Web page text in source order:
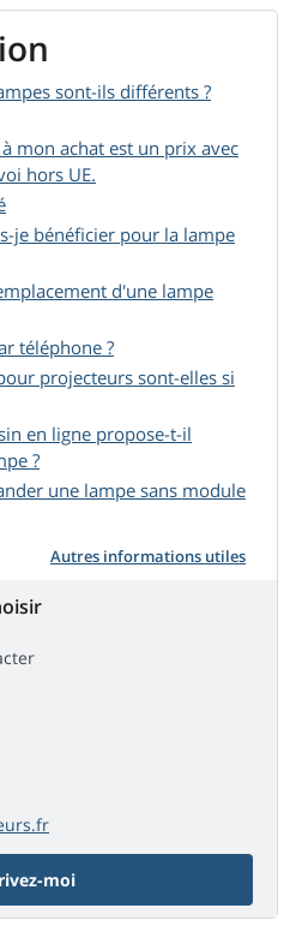
sont-ils différents ?
mon achat est un prix avec
hors UE.
je bénéficier pour la lampe
d'une lampe
téléphone ?
projecteurs sont-elles si
en ligne propose-t-il
?
une lampe sans module
Autres informations utiles
moi